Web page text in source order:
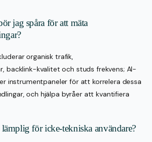
jag spåra för att mäta
organisk trafik,
backlink-kvalitet och studs frekvens; AI-
instrumentpaneler för att korrelera dessa
och hjälpa byråer att kvantifiera
för icke-tekniska användare?